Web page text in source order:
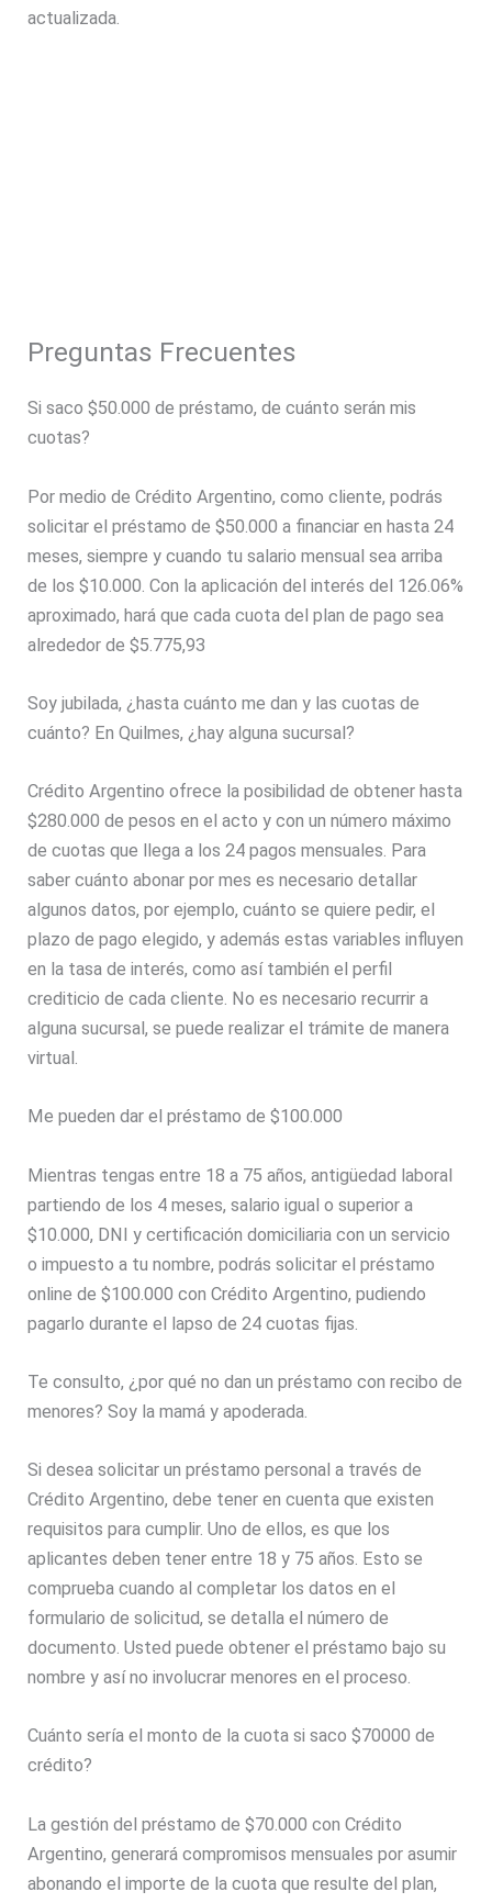
actualizada.
Preguntas Frecuentes
Si saco $50.000 de préstamo, de cuánto serán mis
cuotas?
Por medio de Crédito Argentino, como cliente, podrás
solicitar el préstamo de $50.000 a financiar en hasta 24
meses, siempre y cuando tu salario mensual sea arriba
de los $10.000. Con la aplicación del interés del 126.06%
aproximado, hará que cada cuota del plan de pago sea
alrededor de $5.775,93
Soy jubilada, ¿hasta cuánto me dan y las cuotas de
cuánto? En Quilmes, ¿hay alguna sucursal?
Crédito Argentino ofrece la posibilidad de obtener hasta
$280.000 de pesos en el acto y con un número máximo
de cuotas que llega a los 24 pagos mensuales. Para
saber cuánto abonar por mes es necesario detallar
algunos datos, por ejemplo, cuánto se quiere pedir, el
plazo de pago elegido, y además estas variables influyen
en la tasa de interés, como así también el perfil
crediticio de cada cliente. No es necesario recurrir a
alguna sucursal, se puede realizar el trámite de manera
virtual.
Me pueden dar el préstamo de $100.000
Mientras tengas entre 18 a 75 años, antigüedad laboral
partiendo de los 4 meses, salario igual o superior a
$10.000, DNI y certificación domiciliaria con un servicio
o impuesto a tu nombre, podrás solicitar el préstamo
online de $100.000 con Crédito Argentino, pudiendo
pagarlo durante el lapso de 24 cuotas fijas.
Te consulto, ¿por qué no dan un préstamo con recibo de
menores? Soy la mamá y apoderada.
Si desea solicitar un préstamo personal a través de
Crédito Argentino, debe tener en cuenta que existen
requisitos para cumplir. Uno de ellos, es que los
aplicantes deben tener entre 18 y 75 años. Esto se
comprueba cuando al completar los datos en el
formulario de solicitud, se detalla el número de
documento. Usted puede obtener el préstamo bajo su
nombre y así no involucrar menores en el proceso.
Cuánto sería el monto de la cuota si saco $70000 de
crédito?
La gestión del préstamo de $70.000 con Crédito
Argentino, generará compromisos mensuales por asumir
abonando el importe de la cuota que resulte del plan,